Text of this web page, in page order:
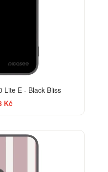
Lite E - Black Bliss
Kč